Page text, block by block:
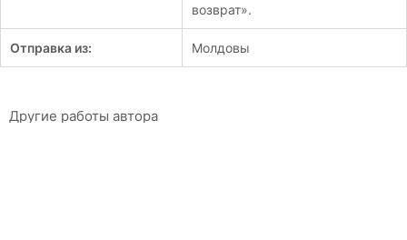
возврат».
Отправка из: Молдовы
Другие работы автора